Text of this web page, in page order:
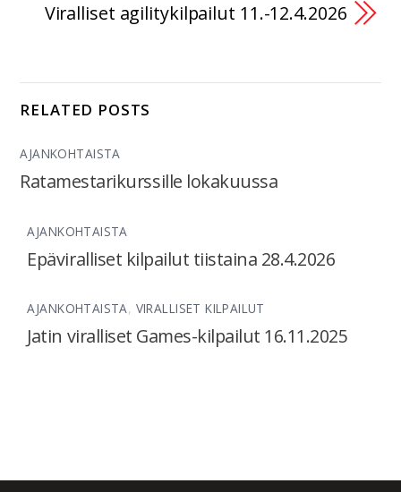
Viralliset agilitykilpailut 11.-12.4.2026
RELATED POSTS
AJANKOHTAISTA
Ratamestarikurssille lokakuussa
AJANKOHTAISTA
Epäviralliset kilpailut tiistaina 28.4.2026
AJANKOHTAISTA, VIRALLISET KILPAILUT
Jatin viralliset Games-kilpailut 16.11.2025